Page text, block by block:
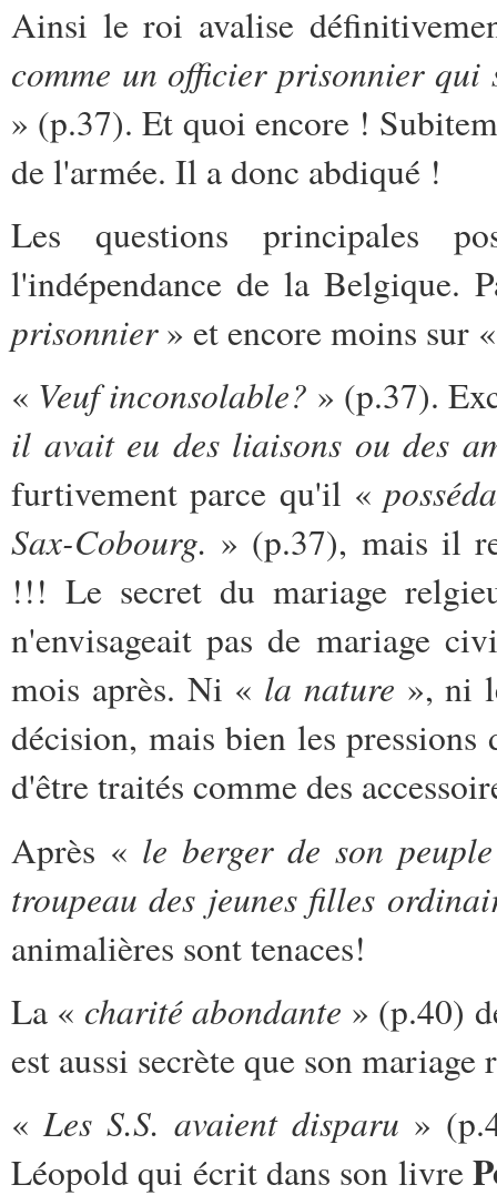
Ainsi le roi avalise
comme un officier prisonnier qui
» (p.37). Et quoi encore !
de l'armée. Il a donc abdiqué !
Les questions principales
l'indépendance de la Belgique.
prisonnier» et encore moins sur
« Veuf inconsolable? » (p.37).
il avait eu des liaisons ou des
furtivement parce qu'il «
Sax-Cobourg. » (p.37), mais il
!!! Le secret du mariage
n'envisageait pas de mariage
mois après. Ni « la nature », ni
décision, mais bien les
d'être traités comme des
Après « le berger de son peuple
troupeau des jeunes filles
animalières sont tenaces!
La « charité abondante » (p.40)
est aussi secrète que son
«Les S.S. avaient disparu »
Léopold qui écrit dans son livre